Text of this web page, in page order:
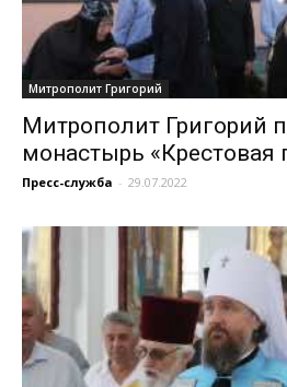
Митрополит Григорий
Митрополит Григорий
монастырь «Крестовая
Пресс-служба - 29.07.2022